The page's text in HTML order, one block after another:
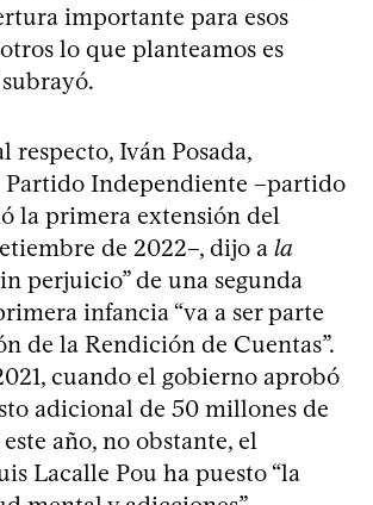
importante para esos
lo que planteamos es
respecto, Iván Posada,
Independiente –partido
la primera extensión del
de 2022–, dijo a la
perjuicio” de una segunda
infancia “va a ser parte
de la Rendición de Cuentas”.
cuando el gobierno aprobó
adicional de 50 millones de
año, no obstante, el
Lacalle Pou ha puesto “la